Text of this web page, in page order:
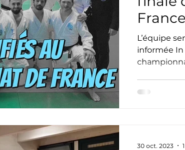
L’équipe
informée
30 oct. 2023